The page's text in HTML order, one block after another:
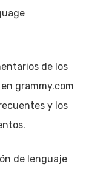
de los
grammy.com
y los
de lenguaje